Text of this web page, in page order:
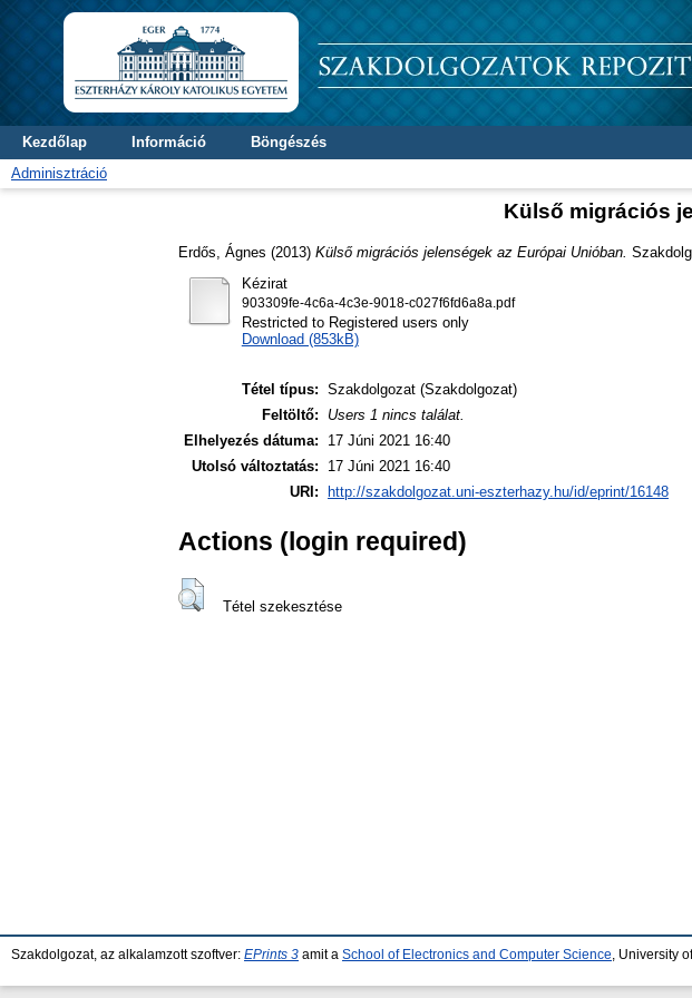
Kezdőlap Információ
Böngészés
Adminisztráció
Külső migrációs
Erdős, Ágnes (2013) Külső migrációs jelenségek az Európai Unióban.
Kézirat
903309fe-4c6a-4c3e-9018-c027f6fd6a8a.pdf
Restricted to Registered users only
Download (853kB)
Tétel típus: Szakdolgozat (Szakdolgozat)
Feltöltő:
Users 1 nincs találat.
Elhelyezés dátuma:
17 Júni 2021 16:40
Utolsó változtatás:
17 Júni 2021 16:40
URI:
http://szakdolgozat.uni-eszterhazy.hu/id/eprint/16148
Actions (login required)
Tétel szekesztése
Szakdolgozat, az alkalamzott szoftver: EPrints 3 amit a School of Electronics and Computer Science , University